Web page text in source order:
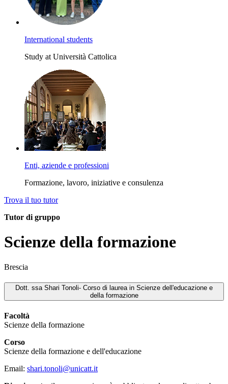
International students
Study at Università Cattolica
Enti, aziende e professioni
Formazione, lavoro, iniziative e consulenza
Trova il tuo tutor
Tutor di gruppo
Scienze della formazione
Brescia
Dott. ssa Shari Tonoli- Corso di laurea in Scienze dell'educazione e
della formazione
Facoltà
Scienze della formazione
Corso
Scienze della formazione e dell'educazione
Email: shari.tonoli@unicatt.it